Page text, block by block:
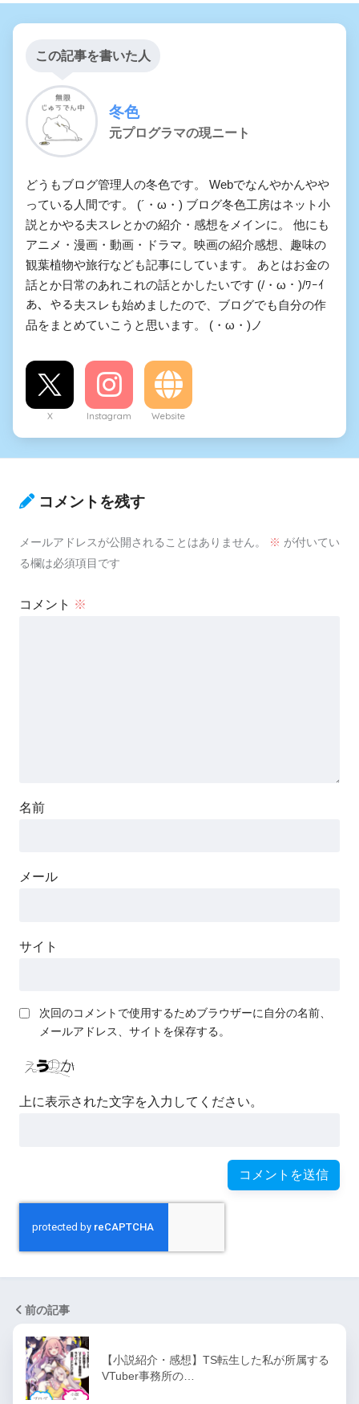
この記事を書いた人
冬色
元プログラマの現ニート
どうもブログ管理人の冬色です。 Webでなんやかんやや
っている人間です。 (´・ω・) ブログ冬色工房はネット小
説とかやる夫スレとかの紹介・感想をメインに。 他にも
アニメ・漫画・動画・ドラマ。映画の紹介感想、趣味の
観葉植物や旅行なども記事にしています。 あとはお金の
話とか日常のあれこれの話とかしたいです (/・ω・)/ﾜｰｲ
あ、やる夫スレも始めましたので、ブログでも自分の作
品をまとめていこうと思います。 (・ω・)ノ
X Instagram Website
コメントを残す
メールアドレスが公開されることはありません。 ※ が付いてい
る欄は必須項目です
コメント ※
名前
メール
サイト
次回のコメントで使用するためブラウザーに自分の名前、
メールアドレス、サイトを保存する。
上に表示された文字を入力してください。
前の記事
【小説紹介・感想】TS転生した私が所属する
VTuber事務所の…